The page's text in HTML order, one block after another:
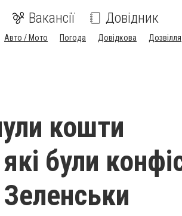
Вакансії Довідник
Авто / Мото Погода Довідкова Дозвілля
кошти
були